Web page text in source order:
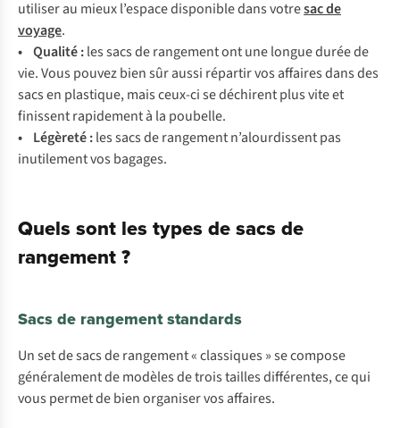
utiliserau mieuxl’espacedisponibledansvotresac de
voyage.
• Qualité:lessacs de rangementontunelongueduréede
vie.Vous pouvezbiensûraussi répartirvos affairesdansdes
sacsen plastique,maisceux-cisedéchirentplusviteet
finissentrapidementà la poubelle.
• Légèreté:lessacs derangementn’alourdissentpas
inutilementvos bagages.
Quels sont les types de sacs de
rangement ?
Sacs de rangement standards
Un set de sacs de rangement « classiques » se compose
généralement de modèles de trois tailles différentes, ce qui
vous permet de bien organiser vos affaires.